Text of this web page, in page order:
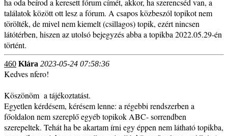
ha oda beírod a keresett fórum címét, akkor, ha szerencséd van, a
találatok között ott lesz a fórum. A csapos közbeszól topikot nem
törölték, de mivel nem kiemelt (csillagos) topik, ezért nincsen
látótérben, hiszen az utolsó bejegyzés abba a topikba 2022.05.29-én
történt.
460 Klára 2023-05-24 07:58:36
Kedves nfero!
Köszönöm a tájékoztatást.
Egyetlen kérdésem, kérésem lenne: a régebbi rendszerben a
főoldalon nem szereplő egyéb topikok ABC- sorrendben
szerepeltek. Tehát ha be akartam írni egy éppen nem látható topikba,